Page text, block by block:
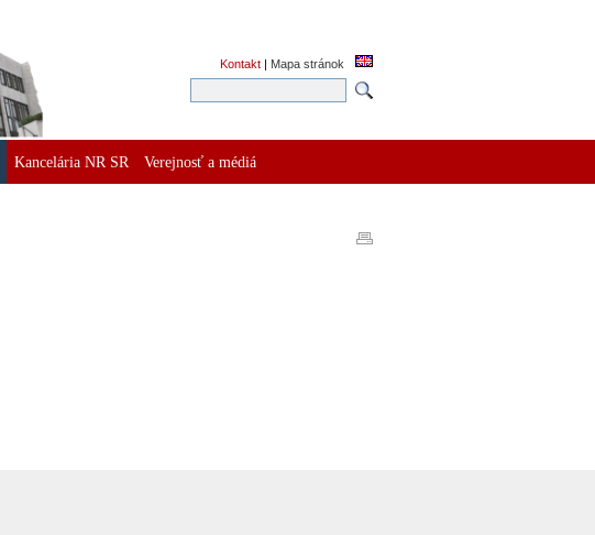
Kontakt | Mapa stránok
Kancelária NR SR Verejnosť a médiá